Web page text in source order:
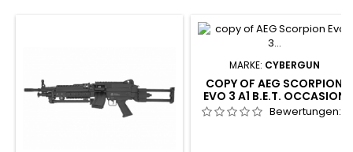
MARKE: CYBERGUN
COPY OF AEG SCORPION
EVO 3 A1 B.E.T. OCCASION
Bewertungen: